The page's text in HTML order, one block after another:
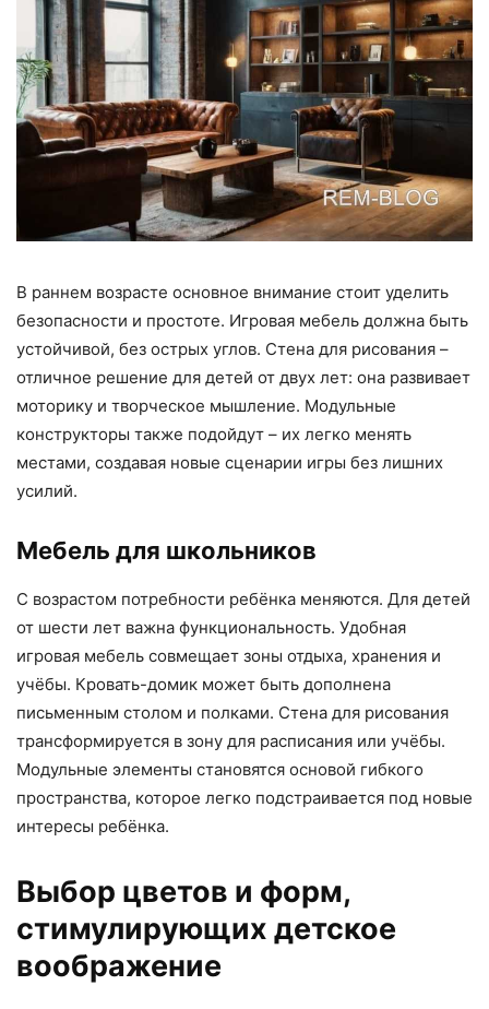
В раннем возрасте основное внимание стоит уделить
безопасности и простоте. Игровая мебель должна быть
устойчивой, без острых углов. Стена для рисования –
отличное решение для детей от двух лет: она развивает
моторику и творческое мышление. Модульные
конструкторы также подойдут – их легко менять
местами, создавая новые сценарии игры без лишних
усилий.
Мебель для школьников
С возрастом потребности ребёнка меняются. Для детей
от шести лет важна функциональность. Удобная
игровая мебель совмещает зоны отдыха, хранения и
учёбы. Кровать-домик может быть дополнена
письменным столом и полками. Стена для рисования
трансформируется в зону для расписания или учёбы.
Модульные элементы становятся основой гибкого
пространства, которое легко подстраивается под новые
интересы ребёнка.
Выбор цветов и форм,
стимулирующих детское
воображение